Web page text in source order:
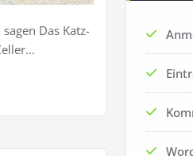
Das Katz-